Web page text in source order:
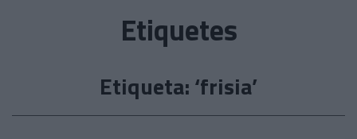
Etiquetes
Etiqueta: ‘frisia’